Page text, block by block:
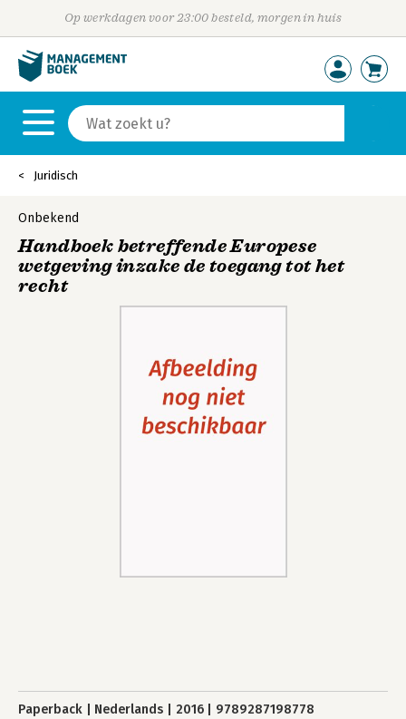
Op werkdagen voor 23:00 besteld, morgen in huis
Juridisch
Onbekend
Handboek betreffende Europese
wetgeving inzake de toegang tot het
recht
Paperback Nederlands 2016 9789287198778